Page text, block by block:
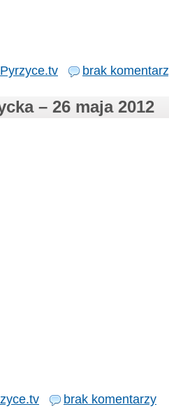
Pyrzyce.tv brak
– 26 maja 2012
brak komentarzy